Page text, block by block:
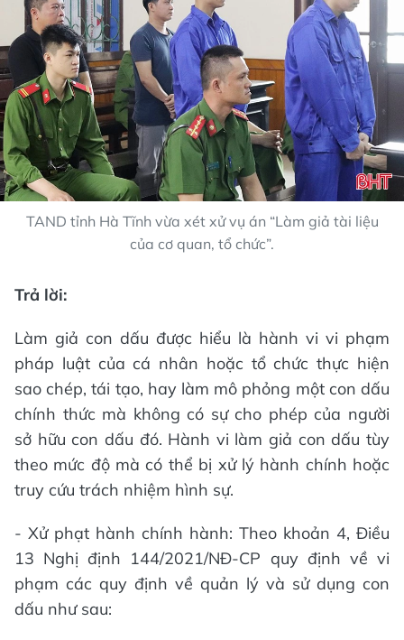
TAND tỉnh Hà Tĩnh vừa xét xử vụ án “Làm giả tài liệu
của cơ quan, tổ chức”.
Trả lời:
Làm giả con dấu được hiểu là hành vi vi phạm
pháp luật của cá nhân hoặc tổ chức thực hiện
sao chép, tái tạo, hay làm mô phỏng một con dấu
chính thức mà không có sự cho phép của người
sở hữu con dấu đó. Hành vi làm giả con dấu tùy
theo mức độ mà có thể bị xử lý hành chính hoặc
truy cứu trách nhiệm hình sự.
- Xử phạt hành chính hành: Theo khoản 4, Điều
13 Nghị định 144/2021/NĐ-CP quy định về vi
phạm các quy định về quản lý và sử dụng con
dấu như sau: